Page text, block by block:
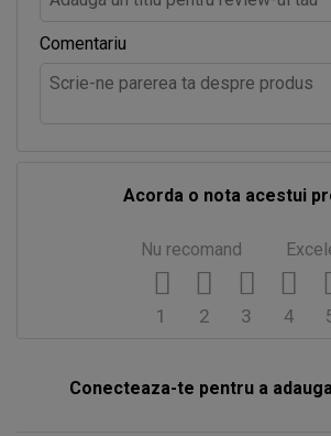
Comentariu
Acorda o nota acestui
Nu recomand
4
3
2
1
Conecteaza-te pentru a